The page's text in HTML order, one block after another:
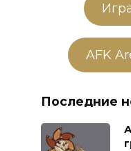
AFK
Последние